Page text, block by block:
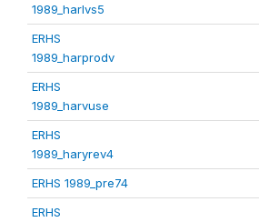
1989_harlvs5
ERHS
1989_harprodv
ERHS
1989_harvuse
ERHS
1989_haryrev4
ERHS 1989_pre74
ERHS